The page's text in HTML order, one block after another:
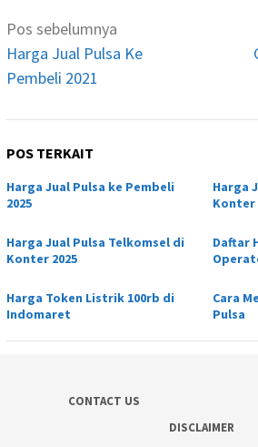
Navigasi
pos
Pos sebelumnya
Harga Jual Pulsa Ke
Pembeli 2021
POS TERKAIT
Harga Jual Pulsa ke Pembeli
2025
Harga
Konter
Harga Jual Pulsa Telkomsel di
Konter 2025
Daftar
Harga Token Listrik 100rb di
Indomaret
Cara
Pulsa
CONTACT US
DISCLAIMER